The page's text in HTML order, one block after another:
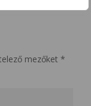
mezőket *